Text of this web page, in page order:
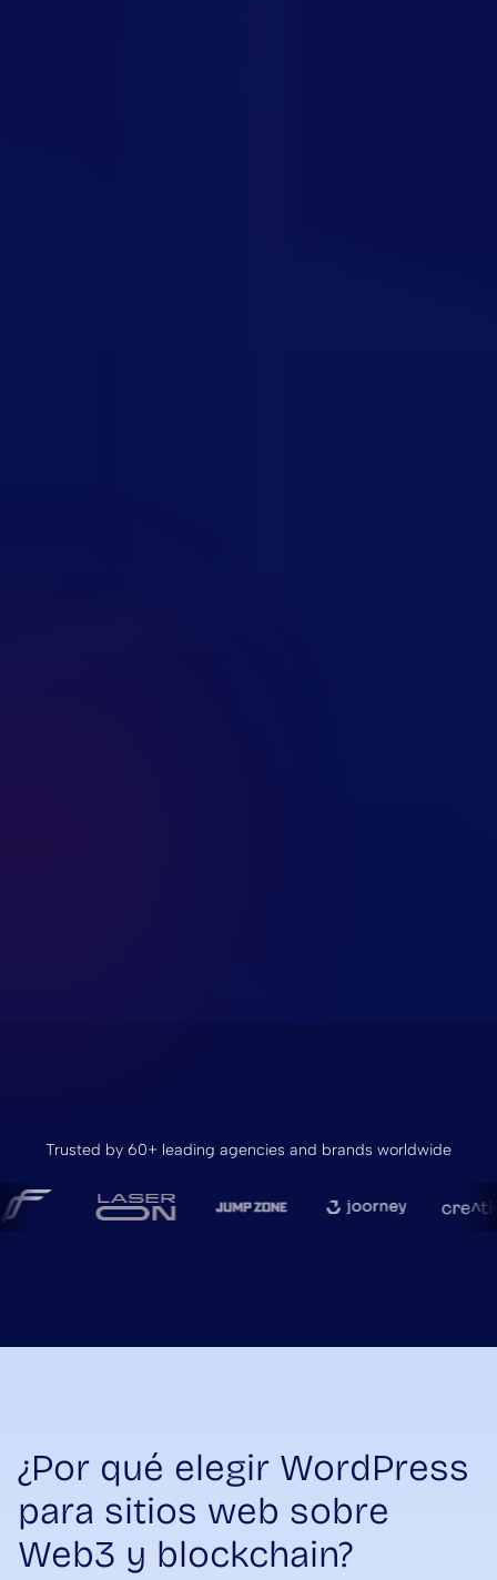
Trusted by 60+ leading agencies and brands worldwide
¿Por qué elegir WordPress
para sitios web sobre
Web3 y blockchain?